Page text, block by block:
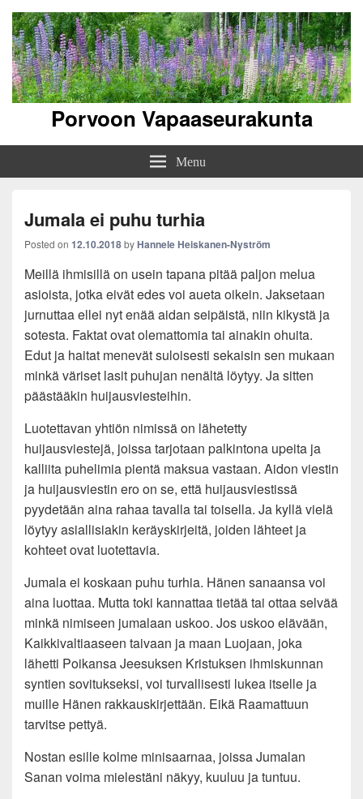
Porvoon Vapaaseurakunta
Menu
Jumala ei puhu turhia
Posted on 12.10.2018byHannele Heiskanen-Nyström
Meillä ihmisillä on usein tapana pitää paljon melua
asioista, jotka eivät edes voi aueta oikein. Jaksetaan
jurnuttaa ellei nyt enää aidan seipäistä, niin kikystä ja
sotesta. Faktat ovat olemattomia tai ainakin ohuita.
Edut ja haitat menevät suloisesti sekaisin sen mukaan
minkä väriset lasit puhujan nenältä löytyy. Ja sitten
päästääkin huijausviesteihin.
Luotettavan yhtiön nimissä on lähetetty
huijausviestejä, joissa tarjotaan palkintona upeita ja
kalliita puhelimia pientä maksua vastaan. Aidon viestin
ja huijausviestin ero on se, että huijausviestissä
pyydetään aina rahaa tavalla tai toisella. Ja kyllä vielä
löytyy asiallisiakin keräyskirjeitä, joiden lähteet ja
kohteet ovat luotettavia.
Jumala ei koskaan puhu turhia. Hänen sanaansa voi
aina luottaa. Mutta toki kannattaa tietää tai ottaa selvää
minkä nimiseen jumalaan uskoo. Jos uskoo elävään,
Kaikkivaltiaaseen taivaan ja maan Luojaan, joka
lähetti Poikansa Jeesuksen Kristuksen ihmiskunnan
syntien sovitukseksi, voi turvallisesti lukea itselle ja
muille Hänen rakkauskirjettään. Eikä Raamattuun
tarvitse pettyä.
Nostan esille kolme minisaarnaa, joissa Jumalan
Sanan voima mielestäni näkyy, kuuluu ja tuntuu.